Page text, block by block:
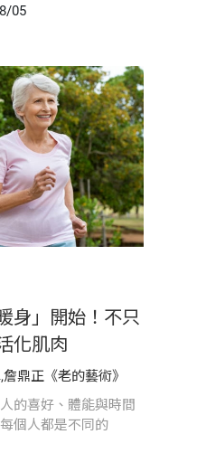
05
身」開始！不只
化肌肉
鼎正《老的藝術》
的喜好、體能與時間
個人都是不同的